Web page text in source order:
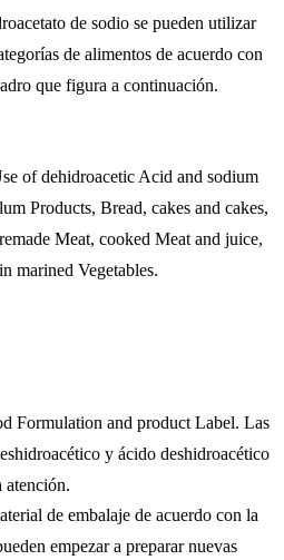
de sodio se pueden utilizar
de alimentos de acuerdo con
que figura a continuación.
of dehidroacetic Acid and sodium
Products, Bread, cakes and cakes,
Meat, cooked Meat and juice,
marined Vegetables.
Formulation and product Label. Las
y ácido deshidroacético
atención.
de embalaje de acuerdo con la
empezar a preparar nuevas